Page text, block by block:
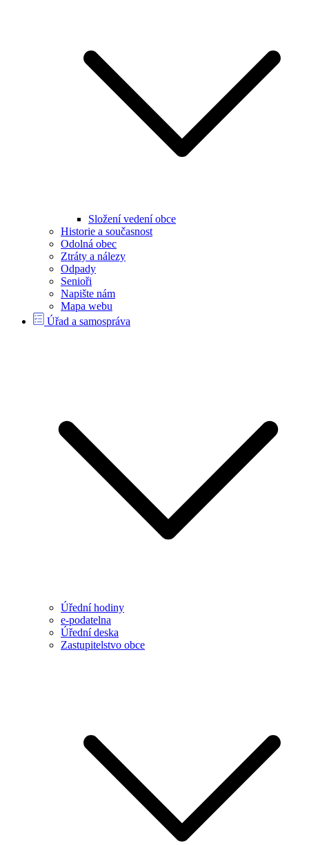
Složení vedení obce
Historie a současnost
Odolná obec
Ztráty a nálezy
Odpady
Senioři
Napište nám
Mapa webu
Úřad a samospráva
Úřední hodiny
e-podatelna
Úřední deska
Zastupitelstvo obce